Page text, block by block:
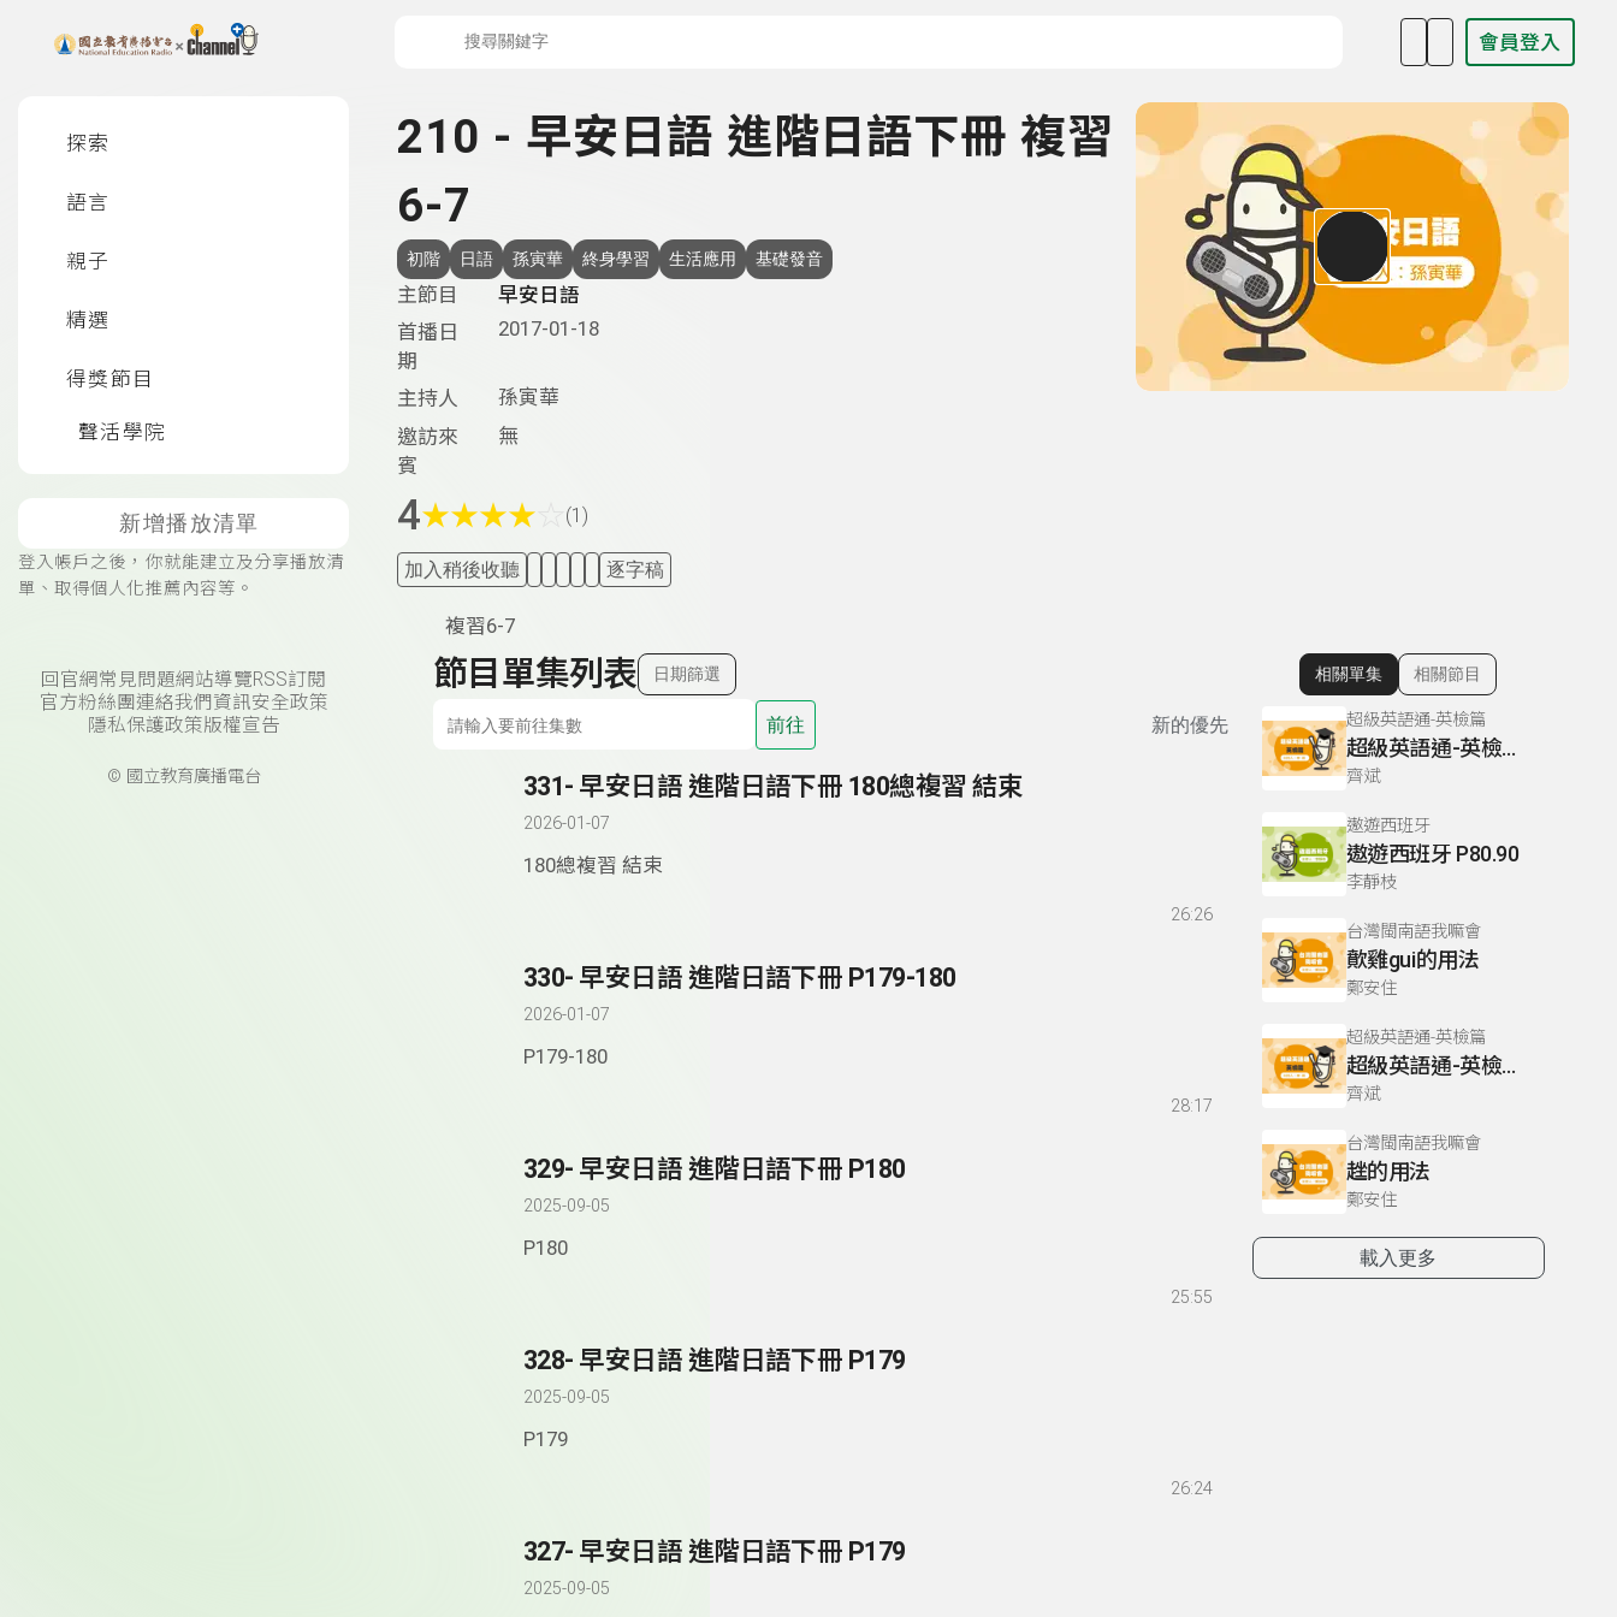
上方功能區塊 會員登入
探索
語言
親子
精選
得獎節目
聲活學院
新增播放清單
登入帳戶之後，你就能建立及分享播放清
單、取得個人化推薦內容等。
回官網常見問題網站導覽RSS訂閱
官方粉絲團連絡我們 資訊安全政策
隱私保護政策版權宣告
© 國立教育廣播電台
210 - 早安日語 進階日語下冊 複習
6-7
初階 日語 孫寅華 終身學習 生活應用 基礎發音
主節目
早安日語
首播日
期
2017-01-18
主持人
孫寅華
邀訪來
賓
無
4★★★★ (1)
加入稍後收聽 逐字稿
複習6-7
節目單集列表 日期篩選
前往 新的優先
331- 早安日語 進階日語下冊 180總複習 結束
2026-01-07
180總複習 結束
26:26
330- 早安日語 進階日語下冊 P179-180
2026-01-07
P179-180
28:17
329- 早安日語 進階日語下冊 P180
2025-09-05
P180
25:55
328- 早安日語 進階日語下冊 P179
2025-09-05
P179
26:24
327- 早安日語 進階日語下冊 P179
2025-09-05
顯示相關單集
相關單集 相關節目
超級英語通-英檢篇
超級英語通-英檢篇 083 Cloze Test/段落填空-13
齊斌
遨遊西班牙
遨遊西班牙 P80.90
李靜枝
台灣閩南語我嘛會
歕雞gui的用法
鄭安住
超級英語通-英檢篇
超級英語通-英檢篇 035 Weekend Trip- 週末旅遊
齊斌
台灣閩南語我嘛會
趖的用法
鄭安住
載入更多